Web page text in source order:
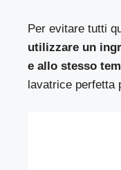
Per evitare tutti
utilizzare un
e allo stesso
lavatrice perfetta